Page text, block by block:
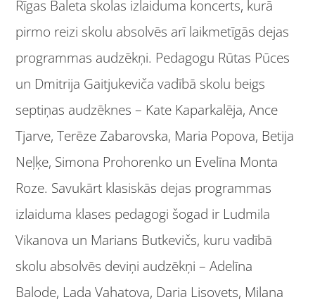
Rīgas Baleta skolas izlaiduma koncerts, kurā
pirmo reizi skolu absolvēs arī laikmetīgās dejas
programmas audzēkņi. Pedagogu Rūtas Pūces
un Dmitrija Gaitjukeviča vadībā skolu beigs
septiņas audzēknes – Kate Kaparkalēja, Ance
Tjarve, Terēze Zabarovska, Maria Popova, Betija
Neļķe, Simona Prohorenko un Evelīna Monta
Roze. Savukārt klasiskās dejas programmas
izlaiduma klases pedagogi šogad ir Ludmila
Vikanova un Marians Butkevičs, kuru vadībā
skolu absolvēs deviņi audzēkņi – Adelīna
Balode, Lada Vahatova, Daria Lisovets, Milana